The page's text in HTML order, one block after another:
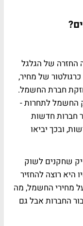
של הגלגל
של מחיר,
חברת החשמל.
החשמל לתחרות -
חברות חדשות
ובכך יביאו
שחקנים לשוק
היא רוצה להחזיר
מחירי החשמל, מה
החברות אבל גם